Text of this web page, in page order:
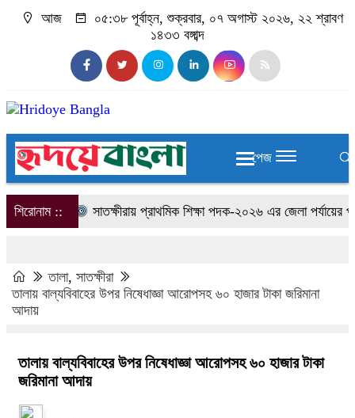
আজ
০৫:৩৮ পূর্বাহ্ন, শুক্রবার, ০৭ অগাস্ট ২০২৬, ২২ শ্রাবণ
১৪৩৩ বঙ্গাব্দ
পেজ
শিরোনাম :: সাতক্ষীরায় প্রাথমিক শিক্ষা পদক-২০২৬ এর জেলা পর্যায়ের
তালা, সাতক্ষীরা
তালায় বাল্যবিবাহের উপর নিষেধাজ্ঞা আরোপসহ ৬০ হাজার টাকা জরিমানা
আদায়
তালায় বাল্যবিবাহের উপর নিষেধাজ্ঞা আরোপসহ ৬০ হাজার টাকা
জরিমানা আদায়